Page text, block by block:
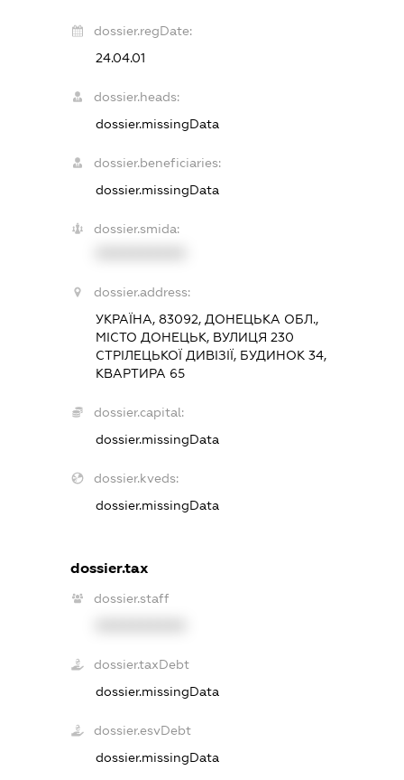
dossier.regDate:
24.04.01
dossier.heads:
dossier.missingData
dossier.beneficiaries:
dossier.missingData
dossier.smida:
dossier.address:
УКРАЇНА, 83092, ДОНЕЦЬКА ОБЛ.,
МІСТО ДОНЕЦЬК, ВУЛИЦЯ 230
СТРІЛЕЦЬКОЇ ДИВІЗІЇ, БУДИНОК 34,
КВАРТИРА 65
dossier.capital:
dossier.missingData
dossier.kveds:
dossier.missingData
dossier.tax
dossier.staff
dossier.taxDebt
dossier.missingData
dossier.esvDebt
dossier.missingData